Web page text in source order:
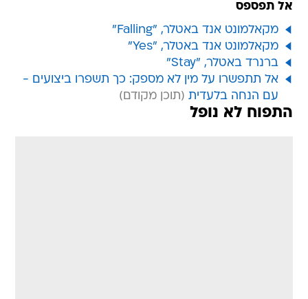
אל תפספס
מקאלמונט אנד באטלר, "Falling"
מקאלמונט אנד באטלר, "Yes"
ברנרד באטלר, "Stay"
אל תתפשרו על מין לא מספק: כך תשפרו ביצועים -
עם הנחה בלעדית
התפוח לא נופל